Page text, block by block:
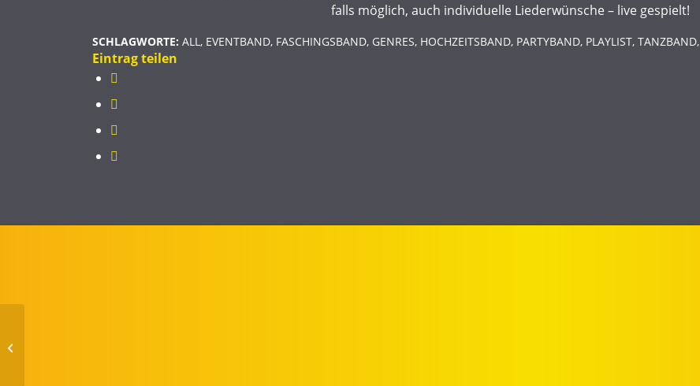
falls möglich, auch individuelle Liederwünsche – live gespielt!
SCHLAGWORTE: ALL , EVENTBAND, FASCHINGSBAND, GENRES, HOCHZEITSBAND, PARTYBAND, PLAYLIST,TANZBAND,
Eintrag teilen